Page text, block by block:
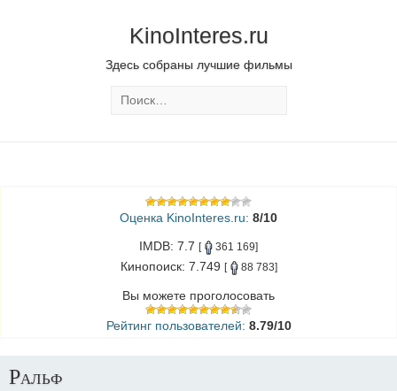
KinoInteres.ru
Здесь собраны лучшие фильмы
Оценка KinoInteres.ru: 8/10
IMDB: 7.7 [ 361 169]
Кинопоиск: 7.749 [ 88 783]
Вы можете проголосовать
Рейтинг пользователей: 8.79/10
Ральф